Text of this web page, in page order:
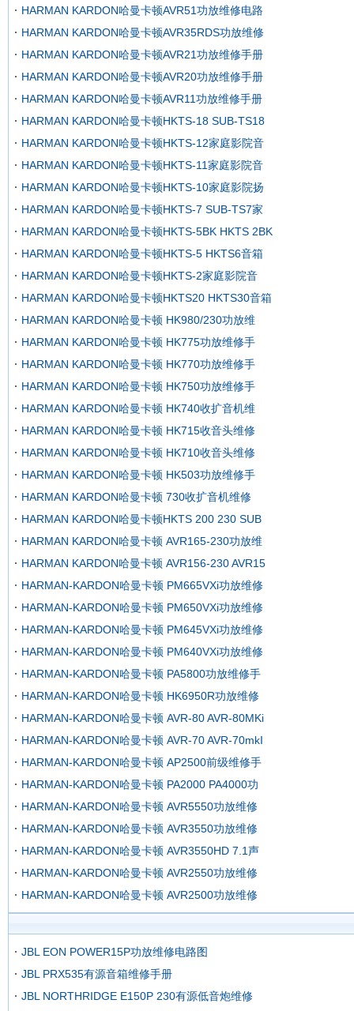
HARMAN KARDON哈曼卡顿AVR51功放维修电路
HARMAN KARDON哈曼卡顿AVR35RDS功放维修
HARMAN KARDON哈曼卡顿AVR21功放维修手册
HARMAN KARDON哈曼卡顿AVR20功放维修手册
HARMAN KARDON哈曼卡顿AVR11功放维修手册
HARMAN KARDON哈曼卡顿HKTS-18 SUB-TS18
HARMAN KARDON哈曼卡顿HKTS-12家庭影院音
HARMAN KARDON哈曼卡顿HKTS-11家庭影院音
HARMAN KARDON哈曼卡顿HKTS-10家庭影院扬
HARMAN KARDON哈曼卡顿HKTS-7 SUB-TS7家
HARMAN KARDON哈曼卡顿HKTS-5BK HKTS 2BK
HARMAN KARDON哈曼卡顿HKTS-5 HKTS6音箱
HARMAN KARDON哈曼卡顿HKTS-2家庭影院音
HARMAN KARDON哈曼卡顿HKTS20 HKTS30音箱
HARMAN KARDON哈曼卡顿 HK980/230功放维
HARMAN KARDON哈曼卡顿 HK775功放维修手
HARMAN KARDON哈曼卡顿 HK770功放维修手
HARMAN KARDON哈曼卡顿 HK750功放维修手
HARMAN KARDON哈曼卡顿 HK740收扩音机维
HARMAN KARDON哈曼卡顿 HK715收音头维修
HARMAN KARDON哈曼卡顿 HK710收音头维修
HARMAN KARDON哈曼卡顿 HK503功放维修手
HARMAN KARDON哈曼卡顿 730收扩音机维修
HARMAN KARDON哈曼卡顿HKTS 200 230 SUB
HARMAN KARDON哈曼卡顿 AVR165-230功放维
HARMAN KARDON哈曼卡顿 AVR156-230 AVR15
HARMAN-KARDON哈曼卡顿 PM665VXi功放维修
HARMAN-KARDON哈曼卡顿 PM650VXi功放维修
HARMAN-KARDON哈曼卡顿 PM645VXi功放维修
HARMAN-KARDON哈曼卡顿 PM640VXi功放维修
HARMAN-KARDON哈曼卡顿 PA5800功放维修手
HARMAN-KARDON哈曼卡顿 HK6950R功放维修
HARMAN-KARDON哈曼卡顿 AVR-80 AVR-80MKi
HARMAN-KARDON哈曼卡顿 AVR-70 AVR-70mkI
HARMAN-KARDON哈曼卡顿 AP2500前级维修手
HARMAN-KARDON哈曼卡顿 PA2000 PA4000功
HARMAN-KARDON哈曼卡顿 AVR5550功放维修
HARMAN-KARDON哈曼卡顿 AVR3550功放维修
HARMAN-KARDON哈曼卡顿 AVR3550HD 7.1声
HARMAN-KARDON哈曼卡顿 AVR2550功放维修
HARMAN-KARDON哈曼卡顿 AVR2500功放维修
JBL EON POWER15P功放维修电路图
JBL PRX535有源音箱维修手册
JBL NORTHRIDGE E150P 230有源低音炮维修